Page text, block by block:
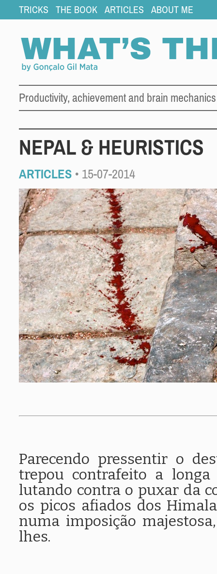
TRICKS THE BOOK ARTICLES ABOUT ME
Productivity, achievement and brain mechanics
NEPAL & HEURISTICS
ARTICLES • 15-07-2014
Parecendo pressentir o
trepou contrafeito a longa
lutando contra o puxar da
os picos afiados dos
numa imposição
lhes.